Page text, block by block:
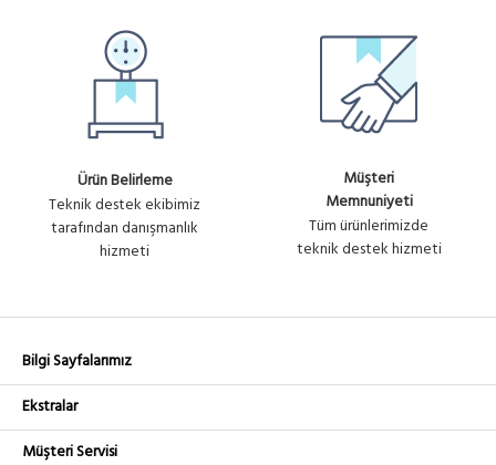
Ürün Belirleme
Teknik destek ekibimiz
tarafından danışmanlık
hizmeti
Müşteri
Memnuniyeti
Tüm ürünlerimizde
teknik destek hizmeti
Bilgi Sayfalarımız
Ekstralar
Müşteri Servisi